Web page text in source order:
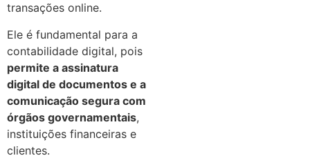
transações online.
Ele é fundamental para a
contabilidade digital, pois
permite a assinatura
digital de documentos e a
comunicação segura com
órgãos governamentais,
instituições financeiras e
clientes.